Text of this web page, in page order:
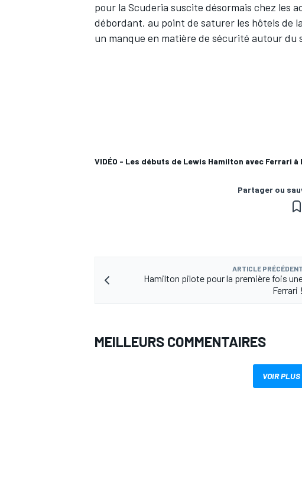
AUTRES CHAMPIONNATS
pour la Scuderia suscite désormais chez les
débordant, au point de saturer les hôtels de
un manque en matière de sécurité autour du
VIDÉO - Les débuts de Lewis Hamilton avec Ferrari à
Partager ou
ARTICLE PRÉCÉDENT
Hamilton pilote pour la première fois
Ferrari !
MEILLEURS COMMENTAIRES
VOIR